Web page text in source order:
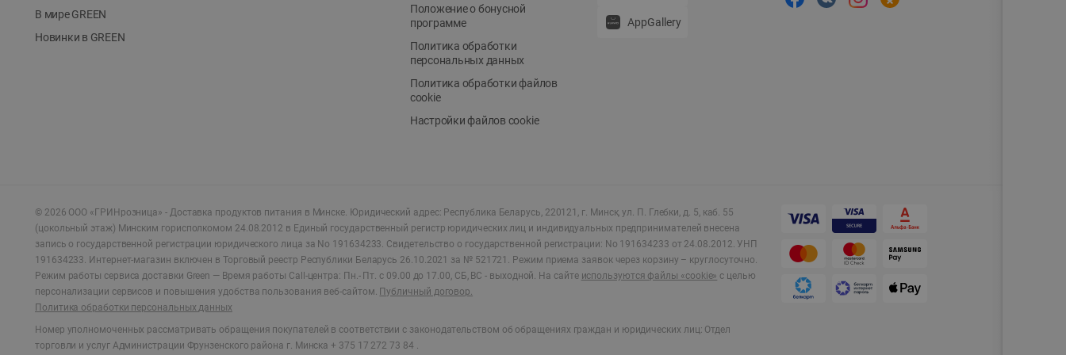
В мире GREEN
Новинки в GREEN
Положение о бонусной
программе
Политика обработки
персональных данных
Политика обработки файлов
cookie
Настройки файлов cookie
AppGallery
© 2026 ООО «ГРИНрозница» - Доставка продуктов питания в Минске. Юридический адрес: Республика Беларусь, 220121, г. Минск, ул. П. Глебки, д. 5, каб. 55
(цокольный этаж) Минским горисполкомом 24.08.2012 в Единый государственный регистр юридических лиц и индивидуальных предпринимателей внесена
запись о государственной регистрации юридического лица за No 191634233. Свидетельство о государственной регистрации: No 191634233 от 24.08.2012. УНП
191634233. Интернет-магазин включен в Торговый реестр Республики Беларусь 26.10.2021 за № 521721. Режим приема заявок через корзину – круглосуточно.
Режим работы сервиса доставки Green — Время работы Call-центра: Пн.- Пт. с 09.00 до 17.00, СБ, ВС - выходной. На сайте используются файлы «cookie» с целью
персонализации сервисов и повышения удобства пользования веб-сайтом. Публичный договор.
Политика обработки персональных данных
Номер уполномоченных рассматривать обращения покупателей в соответствии с законодательством об обращениях граждан и юридических лиц: Отдел
торговли и услуг Администрации Фрунзенского района г. Минска + 375 17 272 73 84 .